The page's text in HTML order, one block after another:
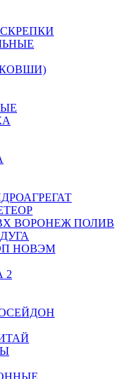
ВОРОНЕЖ ПОЛИВ
НОВЭМ
2